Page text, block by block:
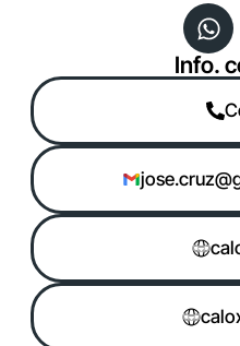
Info.